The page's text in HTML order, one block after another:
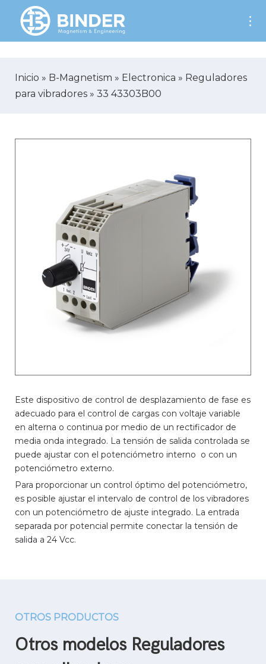
AW-701899760
Inicio » B-Magnetism » Electronica » Reguladores
para vibradores » 33 43303B00
Este dispositivo de control de desplazamiento de fase es
adecuado para el control de cargas con voltaje variable
en alterna o continua por medio de un rectificador de
media onda integrado. La tensión de salida controlada se
puede ajustar con el potenciómetro interno o con un
potenciómetro externo.
Para proporcionar un control óptimo del potenciómetro,
es posible ajustar el intervalo de control de los vibradores
con un potenciómetro de ajuste integrado. La entrada
separada por potencial permite conectar la tensión de
salida a 24 Vcc.
OTROS PRODUCTOS
Otros modelos Reguladores